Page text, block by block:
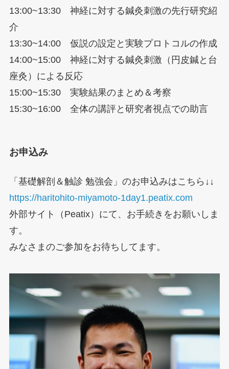
13:00~13:30 神経に対する鍼灸刺激の先行研究紹
介
13:30~14:00 仮説の設定と実験プロトコルの作成
14:00~15:00 神経に対する鍼灸刺激（円皮鍼と台
座灸）による反応
15:00~15:30 実験結果のまとめ＆考察
15:30~16:00 全体の講評と研究者視点での助言
お申込み
「基礎解剖＆触診 勉強会」のお申込みはこちら↓↓
https://haritohito-miyamoto-1day1.peatix.com
外部サイト（Peatix）にて、お手続きをお願いしま
す。
みなさまのご参加をお待ちしてます。